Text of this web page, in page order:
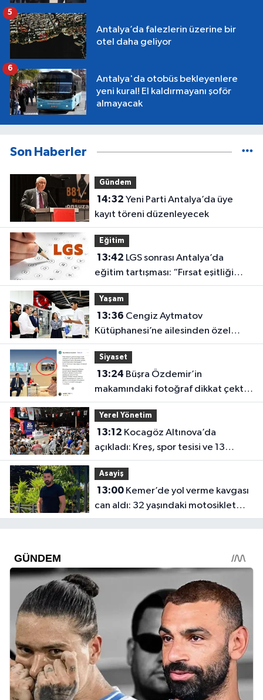
Antalya’da falezlerin üzerine bir
otel daha geliyor
5
Antalya'da otobüs bekleyenlere
yeni kural! El kaldırmayanı şoför
almayacak
6
Son Haberler
Gündem
14:32
kayıt töreni düzenleyecek
Eğitim
13:42
eğitim tartışması: “Fırsat eşitliği
yok”
Yaşam
13:36
Kütüphanesi’ne ailesinden özel
bağış
Siyaset
13:24
makamındaki fotoğraf dikkat çekti:
Özgür Özel ve Muhittin Böcek!
Yerel Yönetim
13:12
açıkladı: Kreş, spor tesisi ve 13
dönümlük park geliyor
Asayiş
13:00Kemer’de yol verme kavgası
can aldı: 32 yaşındaki motosiklet
tamircisi öldü